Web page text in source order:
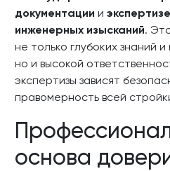
документации и
инженерных изысканий.
не только глубоких знаний
но и высокой
экспертизы зависят
правомерность всей
основа